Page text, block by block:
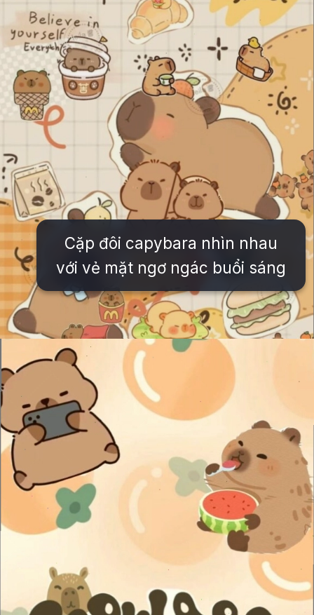
Cặp đôi capybara nhìn nhau
với vẻ mặt ngơ ngác buổi sáng
Đang mở https://issiloo.edu.vn/anh-vo-tri-meme